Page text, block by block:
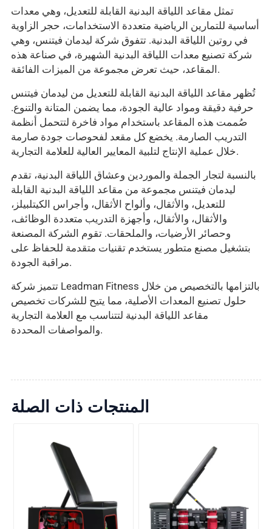
تمثل مقاعد اللياقة البدنية القابلة للتعديل، وهي معدات
أساسية للتمارين الرياضية متعددة الاستخدامات، حجر الزاوية
في روتين اللياقة البدنية. تتفوق شركة ليدمان فيتنس، وهي
شركة تصنيع معدات اللياقة البدنية الشهيرة، في صناعة هذه
المقاعد، حيث تعرض مجموعة من الميزات الفائقة.
تُظهر مقاعد اللياقة البدنية القابلة للتعديل من ليدمان فيتنس
حرفية دقيقة ومواد عالية الجودة، مما يضمن المتانة والتنوع.
صُممت هذه المقاعد باستخدام مواد فاخرة لتتحمل أنظمة
التدريب الصارمة. يخضع كل مقعد لفحوصات جودة صارمة
خلال عملية الإنتاج لتلبية المعايير العالية للعلامة التجارية.
بالنسبة لتجار الجملة والموردين وعشاق اللياقة البدنية، تقدم
ليدمان فيتنس مجموعة من مقاعد اللياقة البدنية القابلة
للتعديل، والأثقال، وألواح الأثقال، وأجراس الكيتلبيلز،
والأثقال، والأثقال، وأجهزة التدريب متعددة الوظائف،
وحصائر الأرضيات، والملحقات. تقوم الشركة المصنعة
بتشغيل مصنع متطور يستخدم تقنيات متقدمة للحفاظ على
مراقبة الجودة.
تتميز شركة Leadman Fitness بالتزامها بالتخصيص من خلال
حلول تصنيع المعدات الأصلية، مما يتيح للشركات تخصيص
مقاعد اللياقة البدنية لتتناسب مع العلامة التجارية
والمواصفات المحددة.
المنتجات ذات الصلة